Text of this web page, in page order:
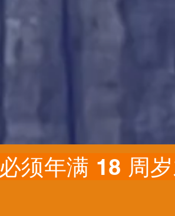
必须年满 18 周